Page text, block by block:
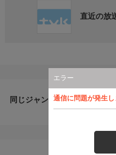
エラー
通信に問題が発生
直近の放
同じジャンルのおすすめ番組